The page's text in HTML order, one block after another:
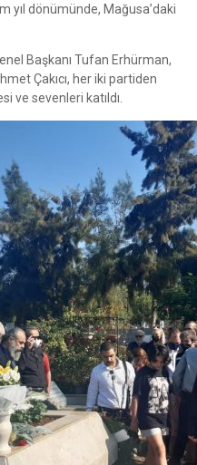
yıl dönümünde, Mağusa’daki
Başkanı Tufan Erhürman,
Çakıcı, her iki partiden
ve sevenleri katıldı.